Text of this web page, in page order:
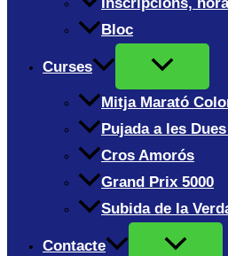
Bloc
Curses
Mitja Marató
Pujada a les
Cros Amorós
Grand Prix 5000
Subida de la
Contacte